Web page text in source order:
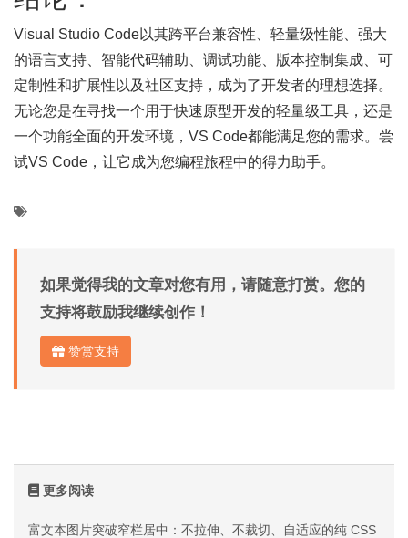
Visual Studio Code以其跨平台兼容性、轻量级性能、强大
的语言支持、智能代码辅助、调试功能、版本控制集成、可
定制性和扩展性以及社区支持，成为了开发者的理想选择。
无论您是在寻找一个用于快速原型开发的轻量级工具，还是
一个功能全面的开发环境，VS Code都能满足您的需求。尝
试VS Code，让它成为您编程旅程中的得力助手。
如果觉得我的文章对您有用，请随意打赏。您的
支持将鼓励我继续创作！
赞赏支持
更多阅读
富文本图片突破窄栏居中：不拉伸、不裁切、自适应的纯 CSS 方案